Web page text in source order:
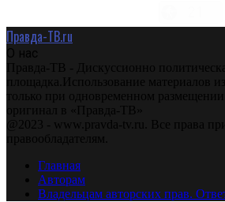
Правда-ТВ.ru
О нас
Правда-ТВ - Дискуссионно
площадка.Использование материалов
только при одновременном
оригинал в «Правда-ТВ»
@2023 - www.pravda-tv.ru. Все права
правообладателям.
Главная
Авторам
Владельцам авторских прав.